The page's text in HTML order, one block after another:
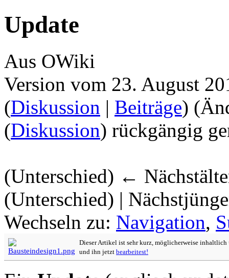
Update
Aus OWiki
Version vom 23. August
(Diskussion | Beiträge)
(Diskussion) rückgängig
(Unterschied) ←
(Unterschied) |
Wechseln zu: Navigation,
Dieser Artikel ist sehr kurz, möglicherweise
und ihn jetzt bearbeitest!